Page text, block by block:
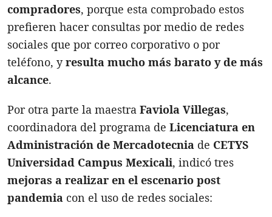
compradores, porque esta comprobado estos
prefieren hacer consultas por medio de redes
sociales que por correo corporativo o por
teléfono, yresulta mucho más barato y de más
alcance.
Por otra parte la maestra Faviola Villegas,
coordinadora del programa de Licenciatura en
Administración de Mercadotecnia de CETYS
Universidad Campus Mexicali, indicó tres
mejoras a realizar en el escenario post
pandemia con el uso de redes sociales: